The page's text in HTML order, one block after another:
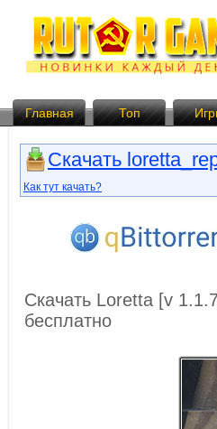
Главная Топ
Скачать
Как тут качать?
Скачать Loretta [v
бесплатно